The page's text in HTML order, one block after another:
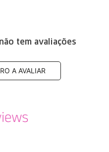
tem avaliações
A AVALIAR